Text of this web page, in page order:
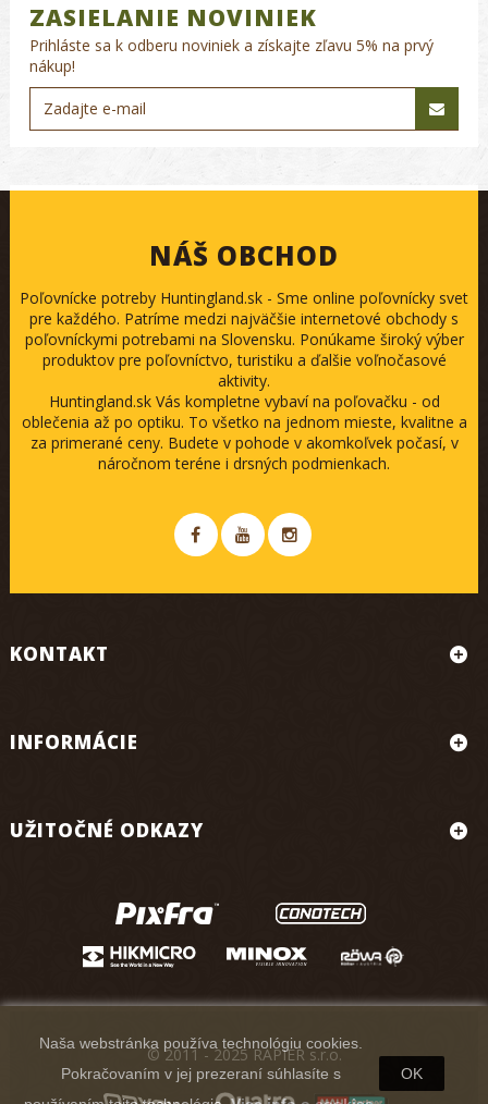
ZASIELANIE NOVINIEK
Prihláste sa k odberu noviniek a získajte zľavu 5% na prvý
nákup!
NÁŠ OBCHOD
Poľovnícke potreby Huntingland.sk - Sme online poľovnícky svet
pre každého. Patríme medzi najväčšie internetové obchody s
poľovníckymi potrebami na Slovensku. Ponúkame široký výber
produktov pre poľovníctvo, turistiku a ďalšie voľnočasové
aktivity.
Huntingland.sk Vás kompletne vybaví na poľovačku - od
oblečenia až po optiku. To všetko na jednom mieste, kvalitne a
za primerané ceny. Budete v pohode v akomkoľvek počasí, v
náročnom teréne i drsných podmienkach.
KONTAKT
INFORMÁCIE
UŽITOČNÉ ODKAZY
Naša webstránka používa technológiu cookies.
Pokračovaním v jej prezeraní súhlasíte s
OK
© 2011 - 2025 RAPIER s.r.o.